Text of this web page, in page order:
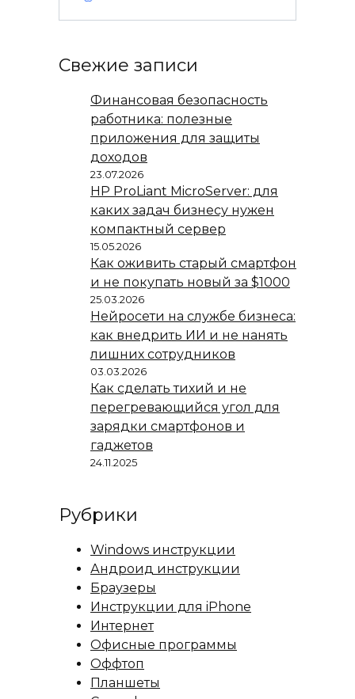
Свежие записи
Финансовая безопасность
работника: полезные
приложения для защиты
доходов
23.07.2026
HP ProLiant MicroServer: для
каких задач бизнесу нужен
компактный сервер
15.05.2026
Как оживить старый смартфон
и не покупать новый за $1000
25.03.2026
Нейросети на службе бизнеса:
как внедрить ИИ и не нанять
лишних сотрудников
03.03.2026
Как сделать тихий и не
перегревающийся угол для
зарядки смартфонов и
гаджетов
24.11.2025
Рубрики
Windows инструкции
Андроид инструкции
Браузеры
Инструкции для iPhone
Интернет
Офисные программы
Оффтоп
Планшеты